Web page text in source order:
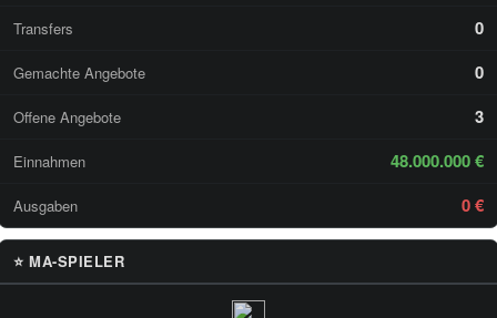
Transfers 0
Gemachte Angebote 0
Offene Angebote 3
Einnahmen 48.000.000 €
Ausgaben 0 €
⭐ MA-SPIELER